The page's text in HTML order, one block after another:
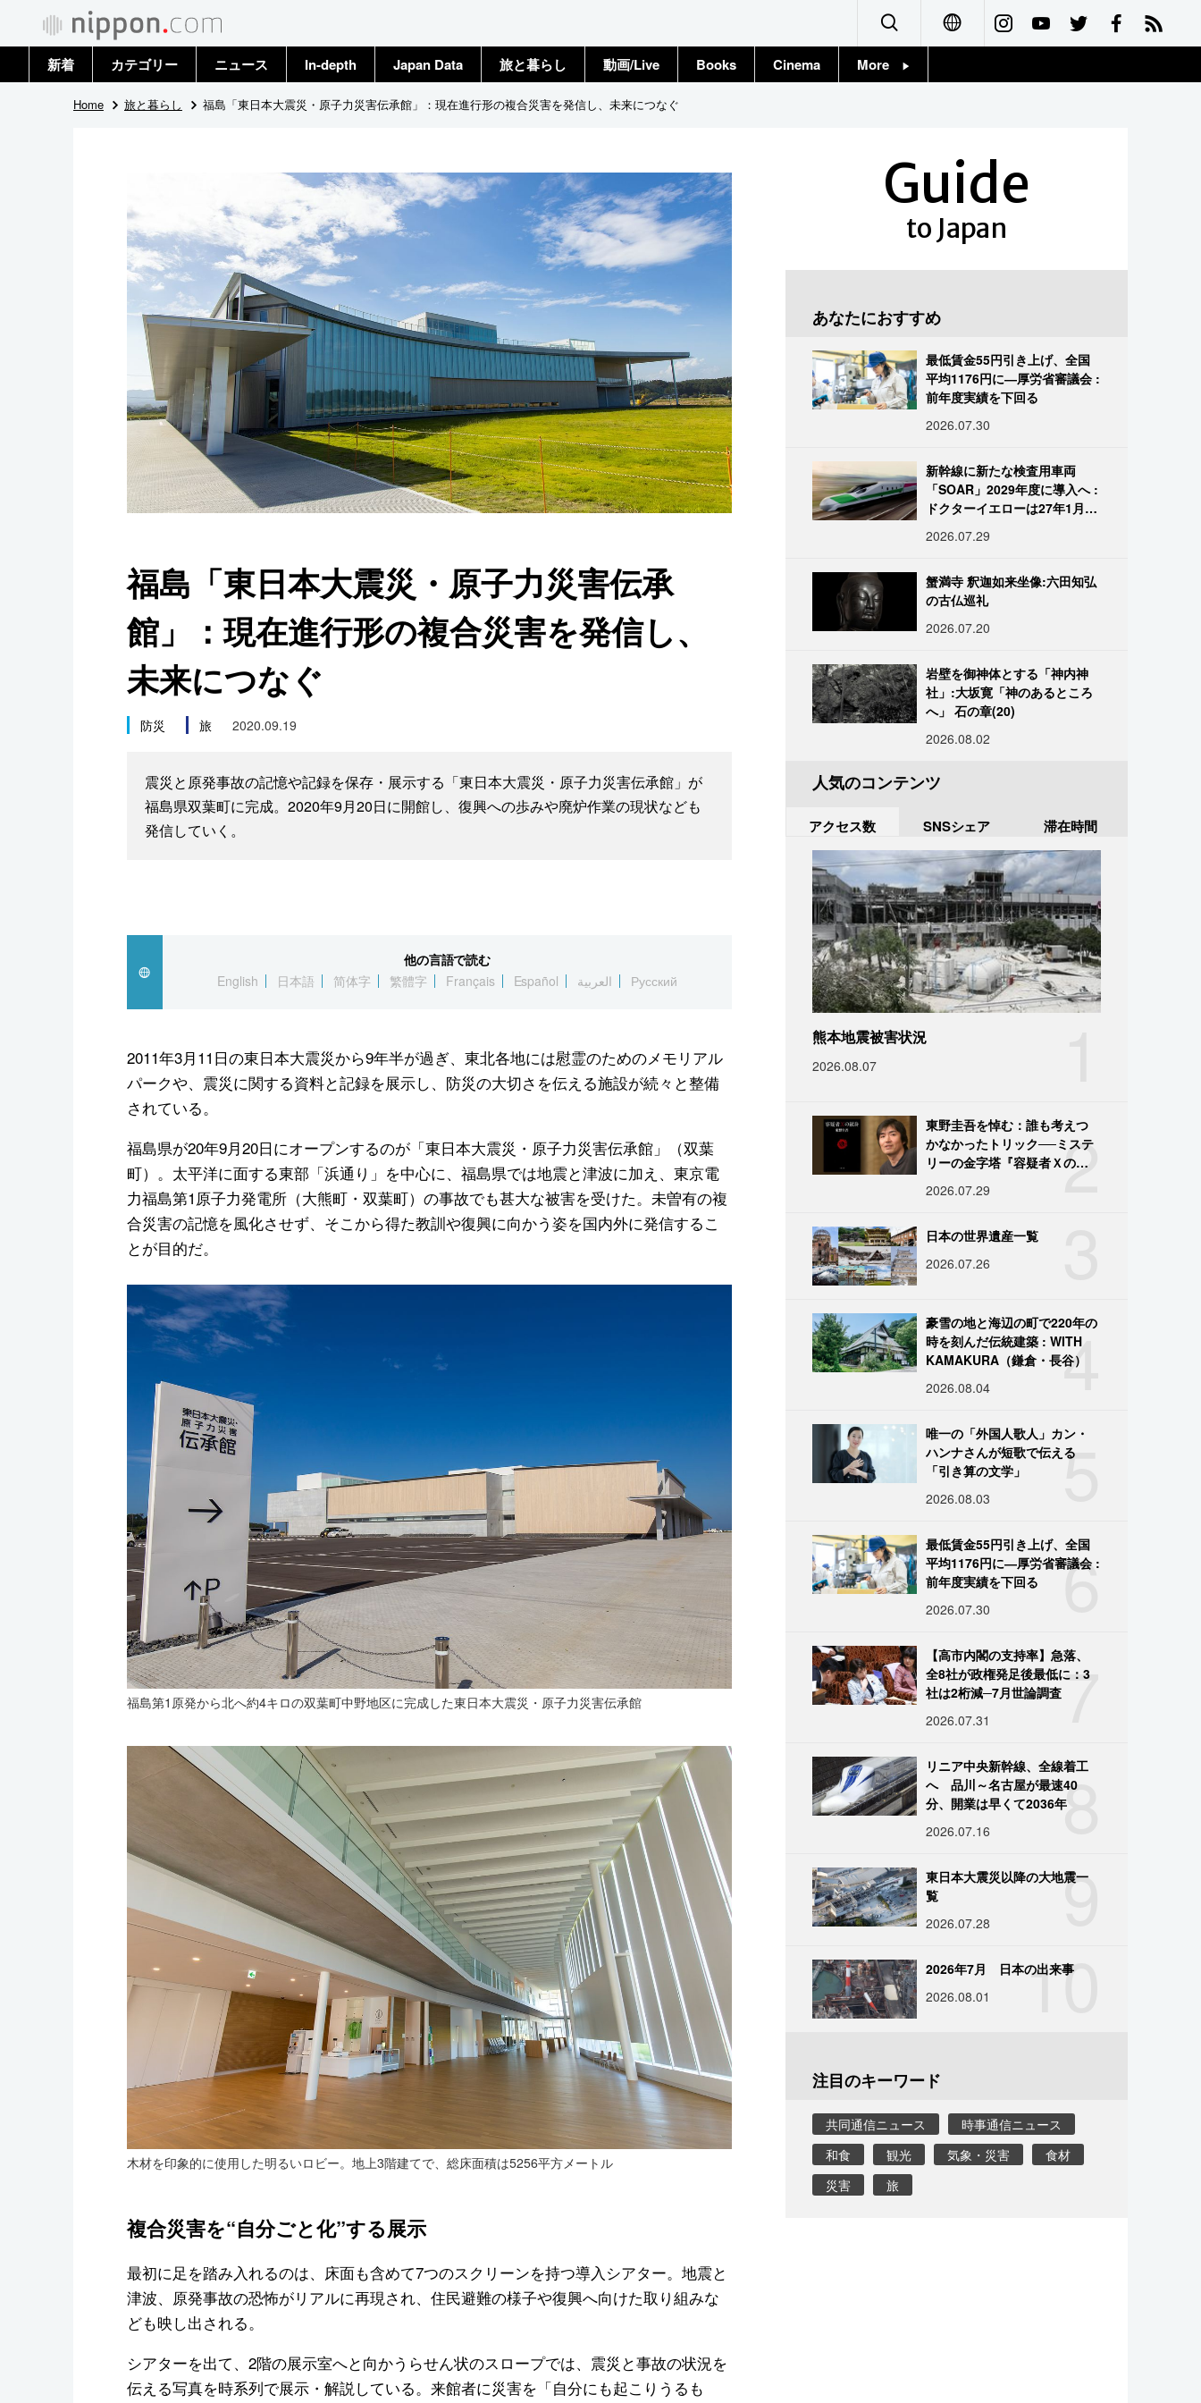
繁體字
Français
新着 カテゴリー
政治・外交
社会
文化
科学・技術
スポーツ・東京2020
ニュース
トップ
In-depth Japan Data 旅と暮らし 動画/Live Books Cinema More
People
Home 旅と暮らし 福島「東日本大震災・原子力災害伝承館」：現在進行形の複合災害を発信し、未来につなぐ
福島「東日本大震災・原子力災害伝承
館」：現在進行形の複合災害を発信し、
未来につなぐ
防災 旅 2020.09.19
震災と原発事故の記憶や記録を保存・展示する「東日本大震災・原子力災害伝承館」が
福島県双葉町に完成。2020年9月20日に開館し、復興への歩みや廃炉作業の現状なども
発信していく。
他の言語で読む
English
日本語 简体字 繁體字 Français Español العربية Русский
2011年3月11日の東日本大震災から9年半が過ぎ、東北各地には慰霊のためのメモリアル
パークや、震災に関する資料と記録を展示し、防災の大切さを伝える施設が続々と整備
されている。
福島県が20年9月20日にオープンするのが「東日本大震災・原子力災害伝承館」（双葉
町）。太平洋に面する東部「浜通り」を中心に、福島県では地震と津波に加え、東京電
力福島第1原子力発電所（大熊町・双葉町）の事故でも甚大な被害を受けた。未曽有の複
合災害の記憶を風化させず、そこから得た教訓や復興に向かう姿を国内外に発信するこ
とが目的だ。
福島第1原発から北へ約4キロの双葉町中野地区に完成した東日本大震災・原子力災害伝承館
木材を印象的に使用した明るいロビー。地上3階建てで、総床面積は5256平方メートル
複合災害を“自分ごと化”する展示
最初に足を踏み入れるのは、床面も含めて7つのスクリーンを持つ導入シアター。地震と
津波、原発事故の恐怖がリアルに再現され、住民避難の様子や復興へ向けた取り組みな
ども映し出される。
シアターを出て、2階の展示室へと向かうらせん状のスロープでは、震災と事故の状況を
伝える写真を時系列で展示・解説している。来館者に災害を「自分にも起こりうるも
Guide
to Japan
あなたにおすすめ
最低賃金55円引き上げ、全国
平均1176円に―厚労省審議会 :
前年度実績を下回る
2026.07.30
新幹線に新たな検査用車両
「SOAR」2029年度に導入へ :
ドクターイエローは27年1月に
2026.07.29
蟹満寺 釈迦如来坐像:六田知弘
の古仏巡礼
2026.07.20
岩壁を御神体とする「神内神
社」:大坂寛「神のあるところ
へ」 石の章(20)
2026.08.02
人気のコンテンツ
アクセス数 SNSシェア 滞在時間
熊本地震被害状況
2026.08.07
2
東野圭吾を悼む：誰も考えつ
かなかったトリック──ミステ
リーの金字塔『容疑者Ｘの献
2026.07.29
日本の世界遺産一覧
2026.07.26
4
豪雪の地と海辺の町で220年の
時を刻んだ伝統建築 : WITH
KAMAKURA（鎌倉・長谷）
2026.08.04
5
唯一の「外国人歌人」カン・
ハンナさんが短歌で伝える
「引き算の文学」
2026.08.03
6
最低賃金55円引き上げ、全国
平均1176円に―厚労省審議会 :
前年度実績を下回る
2026.07.30
7
【高市内閣の支持率】急落、
全8社が政権発足後最低に：3
社は2桁減─7月世論調査
2026.07.31
8
リニア中央新幹線、全線着工
へ 品川～名古屋が最速40
分、開業は早くて2036年
2026.07.16
9
東日本大震災以降の大地震一
覧
2026.07.28
10
2026年7月 日本の出来事
2026.08.01
注目のキーワード
共同通信ニュース
時事通信ニュース
和食
観光 気象・災害
食材
災害
旅